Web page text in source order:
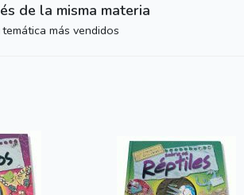
de la misma materia
más vendidos